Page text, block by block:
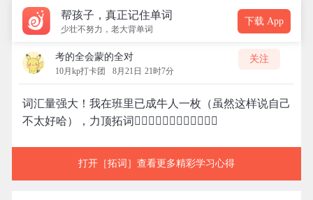
帮孩子，真正记住单词
少壮不努力，老大背单词
下载 App
考的全会蒙的全对
10月kp打卡团 8月21日 21时7分
关注
词汇量强大！我在班里已成牛人一枚（虽然这样说自己
不太好哈），力顶拓词👍🏻👍🏻👍🏻👍🏻👍🏻👍🏻
打开［拓词］查看更多精彩学习心得